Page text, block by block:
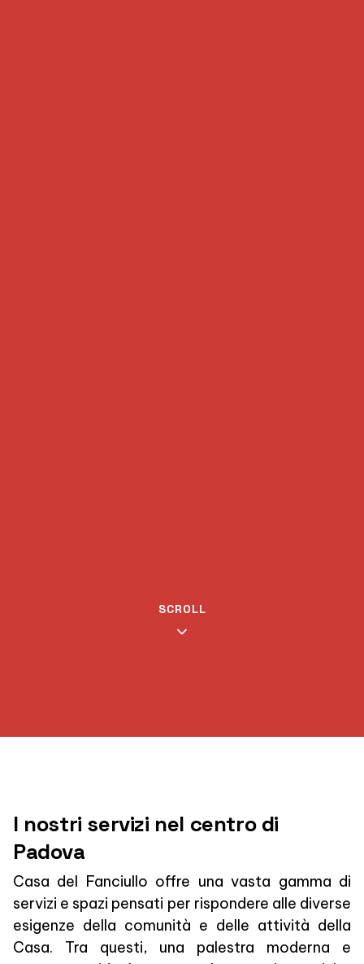
SCROLL
I nostri servizi nel centro di
Padova
Casa del Fanciullo offre una vasta gamma di
servizi e spazi pensati per rispondere alle diverse
esigenze della comunità e delle attività della
Casa. Tra questi, una palestra moderna e